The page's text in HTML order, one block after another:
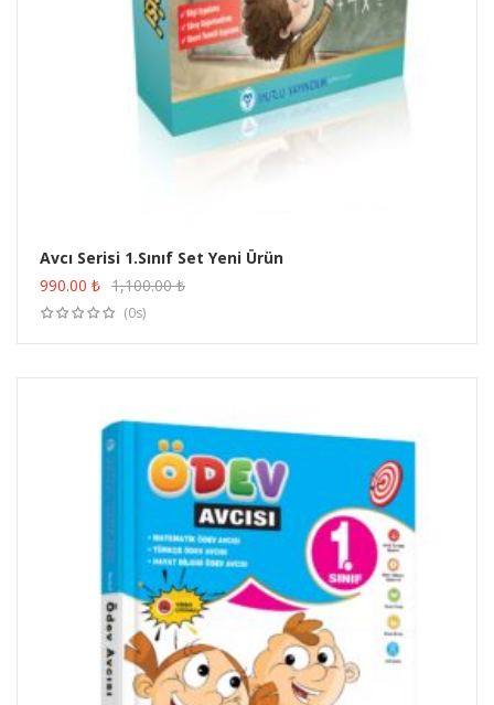
Avcı Serisi 1.Sınıf Set Yeni Ürün
990.00 ₺ 1,100.00₺
(0s)